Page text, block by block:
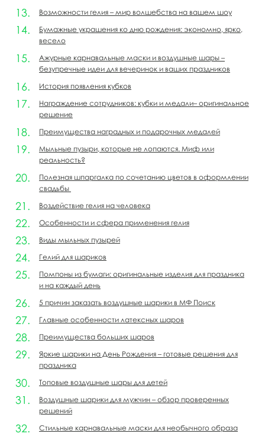
Возможности гелия – мир волшебства на вашем шоу
Бумажные украшения ко дню рождения: экономно, ярко,
весело
Ажурные карнавальные маски и воздушные шары –
безупречные идеи для вечеринок и ваших праздников
История появления кубков
Награждение сотрудников: кубки и медали– оригинальное
решение
Преимущества наградных и подарочных медалей
Мыльные пузыри, которые не лопаются. Миф или
реальность?
Полезная шпаргалка по сочетанию цветов в оформлении
свадьбы
Воздействие гелия на человека
Особенности и сфера применения гелия
Виды мыльных пузырей
Гелий для шариков
Помпоны из бумаги: оригинальные изделия для праздника
и на каждый день
5 причин заказать воздушные шарики в МФ Поиск
Главные особенности латексных шаров
Преимущества больших шаров
Яркие шарики на День Рождения – готовые решения для
праздника
Топовые воздушные шары для детей
Воздушные шарики для мужчин – обзор проверенных
решений
Стильные карнавальные маски для необычного образа